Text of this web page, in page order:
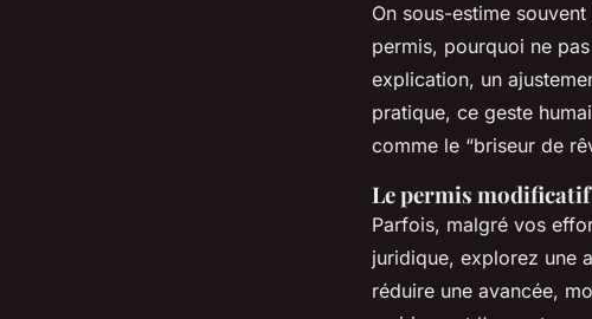
On sous-estime
permis, pourquoi ne
explication, un
pratique, ce geste
comme le “briseur de
Le permis
Parfois, malgré vos
juridique, explorez une
réduire une avancée,